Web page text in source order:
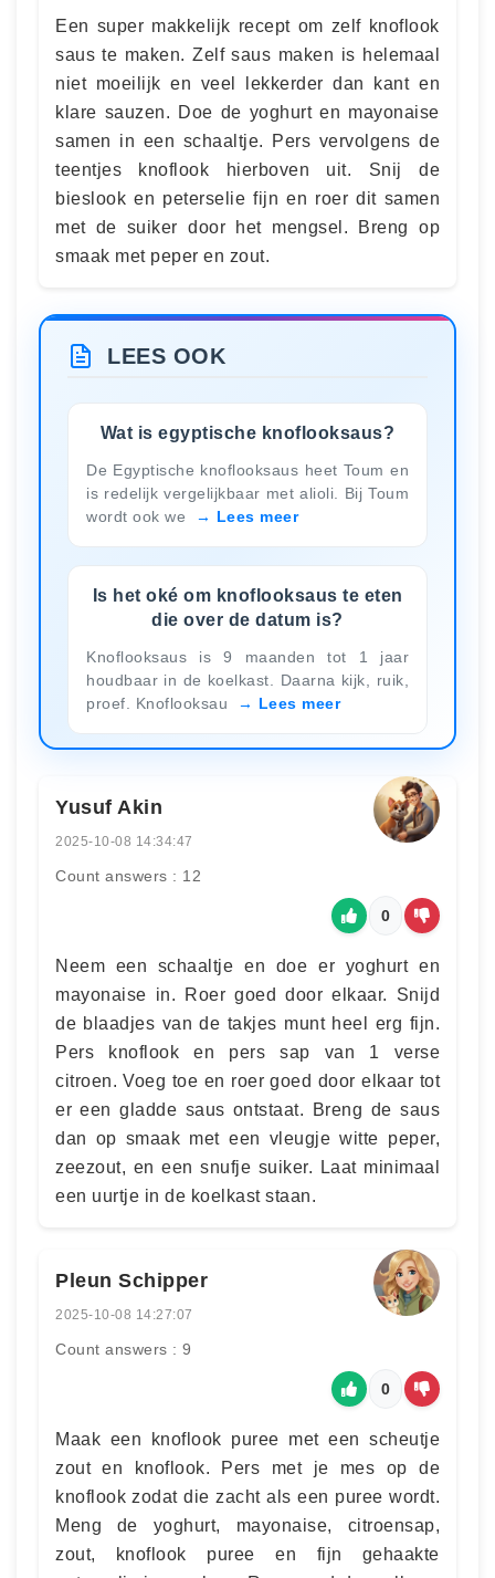
Een super makkelijk recept om zelf knoflook
saus te maken. Zelf saus maken is helemaal
niet moeilijk en veel lekkerder dan kant en
klare sauzen. Doe de yoghurt en mayonaise
samen in een schaaltje. Pers vervolgens de
teentjes knoflook hierboven uit. Snij de
bieslook en peterselie fijn en roer dit samen
met de suiker door het mengsel. Breng op
smaak met peper en zout.
LEES OOK
Wat is egyptische knoflooksaus?
De Egyptische knoflooksaus heet Toum en
is redelijk vergelijkbaar met alioli. Bij Toum
wordt ook we
Lees meer
Is het oké om knoflooksaus te eten
die over de datum is?
Knoflooksaus is 9 maanden tot 1 jaar
houdbaar in de koelkast. Daarna kijk, ruik,
proef. Knoflooksau
Lees meer
Yusuf Akin
2025-10-08 14:34:47
Count answers : 12
0
Neem een schaaltje en doe er yoghurt en
mayonaise in. Roer goed door elkaar. Snijd
de blaadjes van de takjes munt heel erg fijn.
Pers knoflook en pers sap van 1 verse
citroen. Voeg toe en roer goed door elkaar tot
er een gladde saus ontstaat. Breng de saus
dan op smaak met een vleugje witte peper,
zeezout, en een snufje suiker. Laat minimaal
een uurtje in de koelkast staan.
Pleun Schipper
2025-10-08 14:27:07
Count answers : 9
0
Maak een knoflook puree met een scheutje
zout en knoflook. Pers met je mes op de
knoflook zodat die zacht als een puree wordt.
Meng de yoghurt, mayonaise, citroensap,
zout, knoflook puree en fijn gehaakte